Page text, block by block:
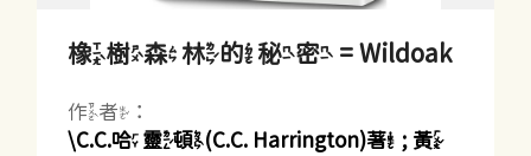
橡樹森林的秘密 = Wildoak
作者：
\C.C.哈靈頓(C.C. Harrington)著 ; 黃